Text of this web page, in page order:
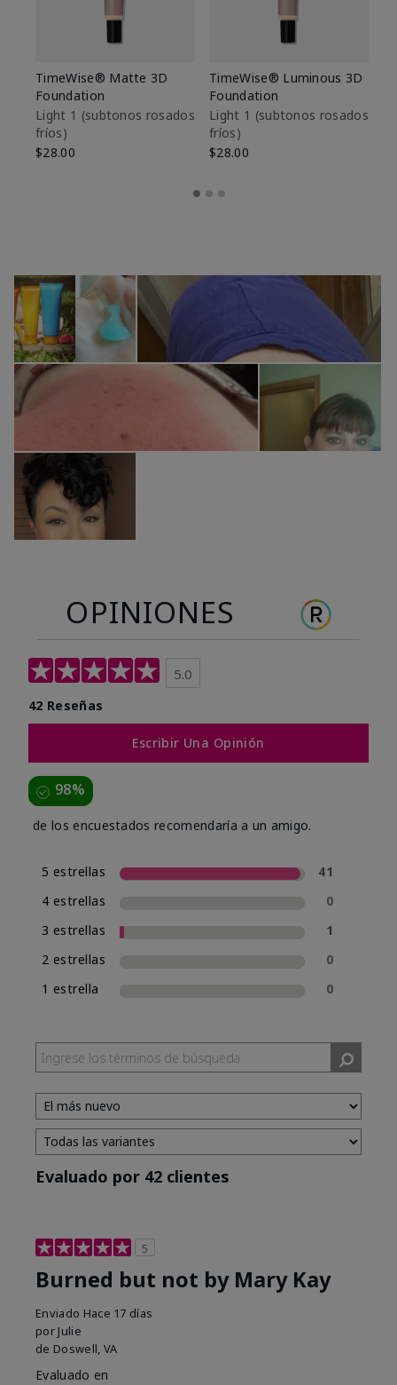
TimeWise® Matte 3D
Foundation
Light 1​ (subtonos rosados
fríos)
$28.00
TimeWise® Luminous 3D
Foundation
Light 1​ (subtonos rosados
fríos)
$28.00
OPINIONES
5.0
42 Reseñas
Escribir Una Opinión
98%
de los encuestados recomendaría a un amigo.
5 estrellas
41
4 estrellas
0
3 estrellas
1
2 estrellas
0
1 estrella
0
Evaluado por 42 clientes
5
Burned but not by Mary Kay
Enviado Hace 17 días
por Julie
de Doswell, VA
Evaluado en